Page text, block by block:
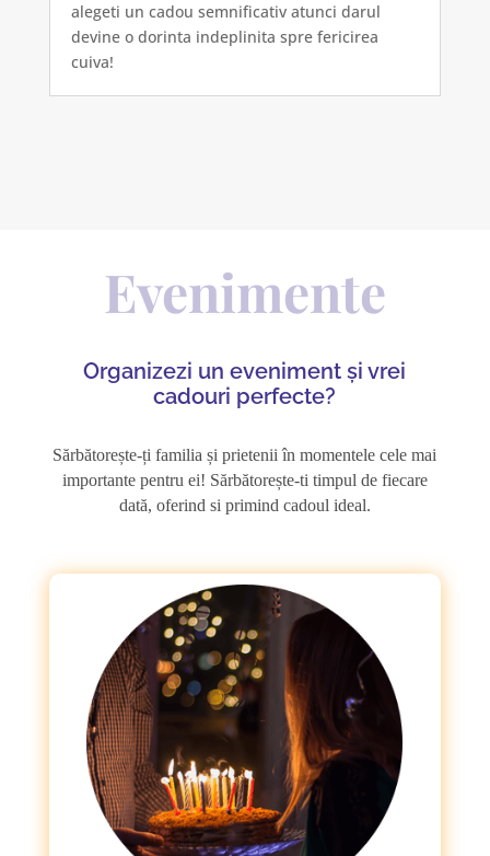
alegeti un cadou semnificativ atunci darul
devine o dorinta indeplinita spre fericirea
cuiva!
Evenimente
Organizezi un eveniment și vrei
cadouri perfecte?
Sărbătorește-ți familia și prietenii în momentele cele mai
importante pentru ei! Sărbătorește-ti timpul de fiecare
dată, oferind si primind cadoul ideal.